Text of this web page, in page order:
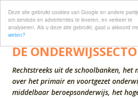
Deze site gebruikt cookies van Google en andere
om services en advertenties te leveren, en verkeer te
analyseren. Als u deze site gebruikt, gaat u akkoord
weten?
Doorgaan naar
DE
Rechtstreeks uit de schoolbanken, het
over het primair en voortgezet
middelbaar beroepsonderwijs, het